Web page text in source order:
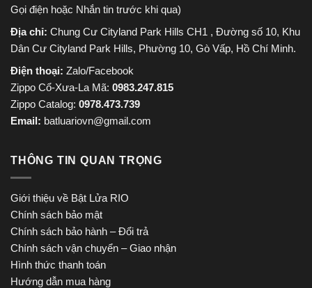
Gọi điện hoặc Nhắn tin trước khi qua)
Địa chỉ: Chung Cư Cityland Park Hills CH1 , Đường số 10, Khu
Dân Cư Cityland Park Hills, Phường 10, Gò Vấp, Hồ Chí Minh.
Điện thoại: Zalo/Facebook
Zippo Cổ-Xưa-La Mã: 0983.247.815
Zippo Catalog: 0978.473.739
Email: batluariovn@gmail.com
THÔNG TIN QUAN TRỌNG
Giới thiệu về Bật Lửa RIO
Chính sách bảo mật
Chính sách bảo hành – Đổi trả
Chính sách vận chuyển – Giao nhận
Hình thức thanh toán
Hướng dẫn mua hàng